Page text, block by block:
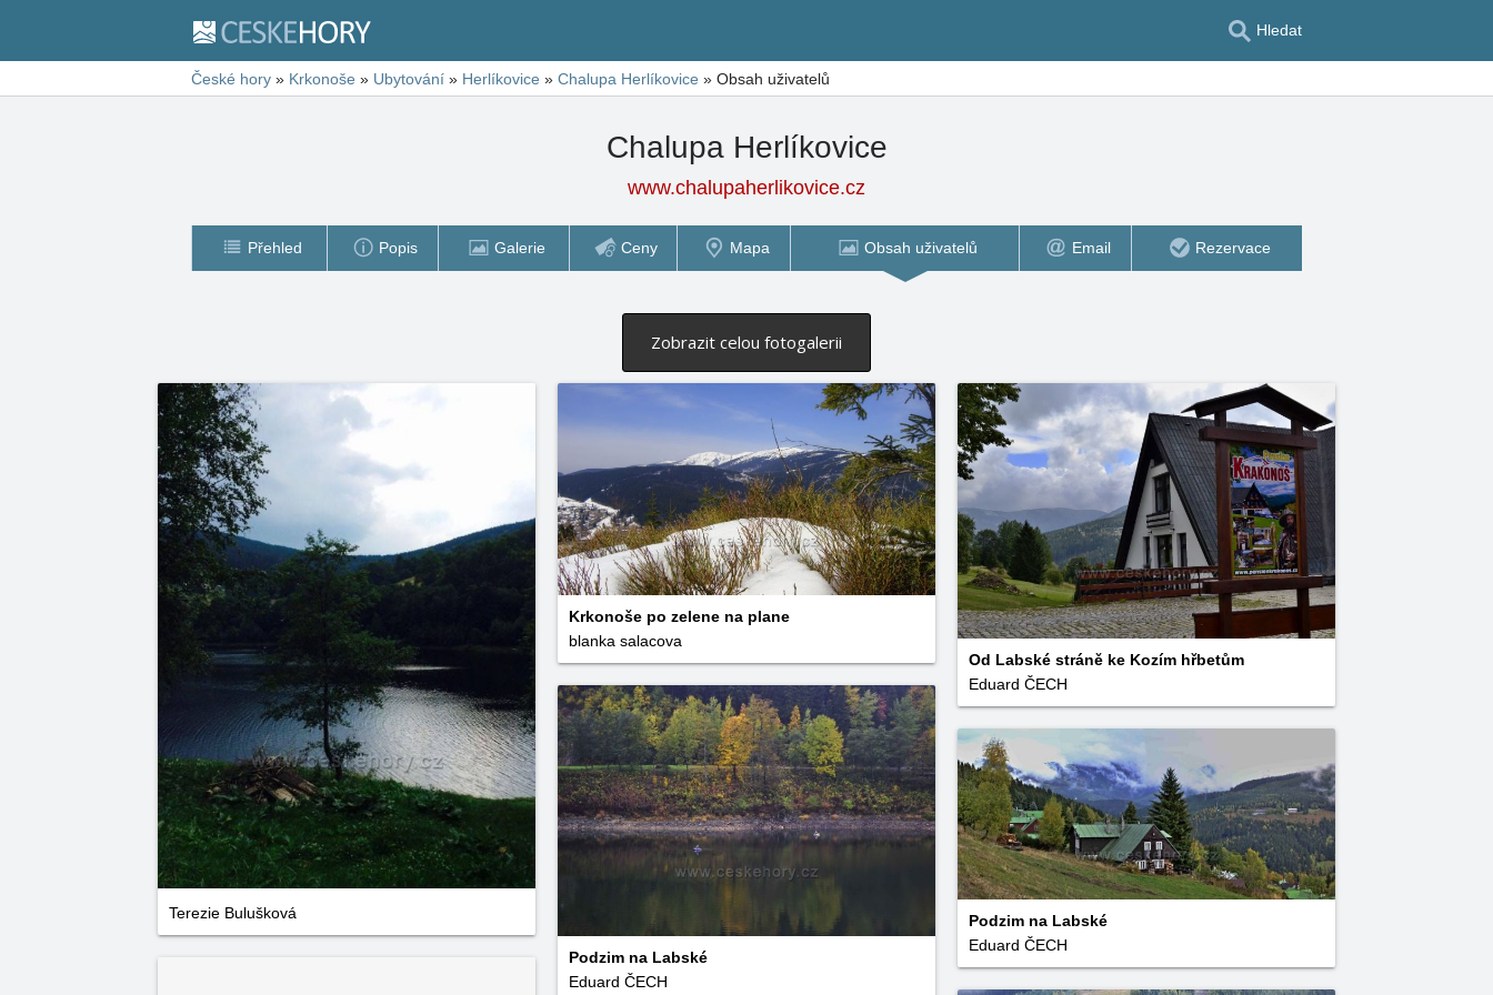
Hledat
České hory » Krkonoše » Ubytování » Herlíkovice » Chalupa Herlíkovice » Obsah uživatelů
Chalupa Herlíkovice
www.chalupaherlikovice.cz
Přehled Popis Galerie Ceny Mapa Obsah uživatelů Email Rezervace
Zobrazit celou fotogalerii
Terezie Bulušková
Krkonoše po zelene na plane
blanka salacova
Od Labské stráně ke Kozím hřbetům
Eduard ČECH
Podzim na Labské
Eduard ČECH
Podzim na Labské
Eduard ČECH